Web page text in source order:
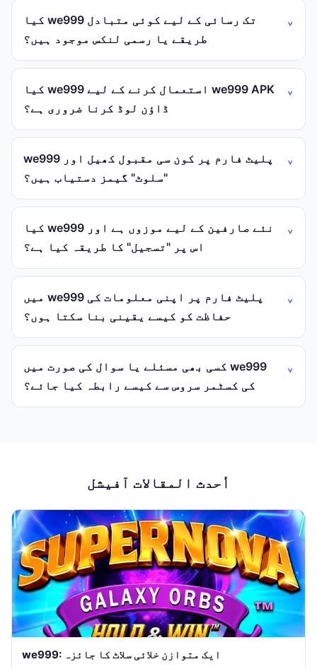
کیا we999 تک رسائی کے لیے کوئی متبادل
طریقے یا رسمی لنکس موجود ہیں؟
کیا we999 استعمال کرنے کے لیے we999 APK
ڈاؤن لوڈ کرنا ضروری ہے؟
we999 پلیٹ فارم پر کون سی مقبول کھیل اور
"سلوٹ" گیمز دستیاب ہیں؟
کیا we999 نئے صارفین کے لیے موزوں ہے اور
اس پر "تسجيل" کا طریقہ کیا ہے؟
میں we999 پلیٹ فارم پر اپنی معلومات کی
حفاظت کو کیسے یقینی بنا سکتا ہوں؟
کسی بھی مسئلے یا سوال کی صورت میں we999
کی کسٹمر سروس سے کیسے رابطہ کیا جائے؟
أحدث المقالات آفیشل
we999: ایک متوازن خلائی سلاٹ کا جائزہ